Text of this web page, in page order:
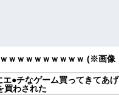
ｗｗｗｗｗｗｗｗｗ (※画像
エ●チなゲーム買ってきてあげ
買わされた